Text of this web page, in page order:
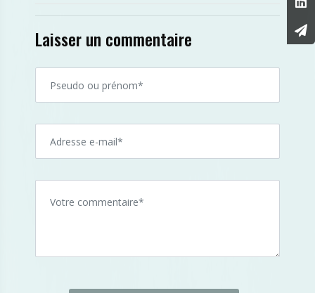
Laisser un commentaire